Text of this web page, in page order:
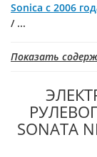
Sonica с 2006
/ ...
Показать
SONATA